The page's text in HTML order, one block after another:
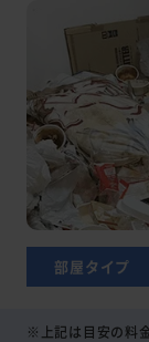
部屋タイプ
※上記は目安の料